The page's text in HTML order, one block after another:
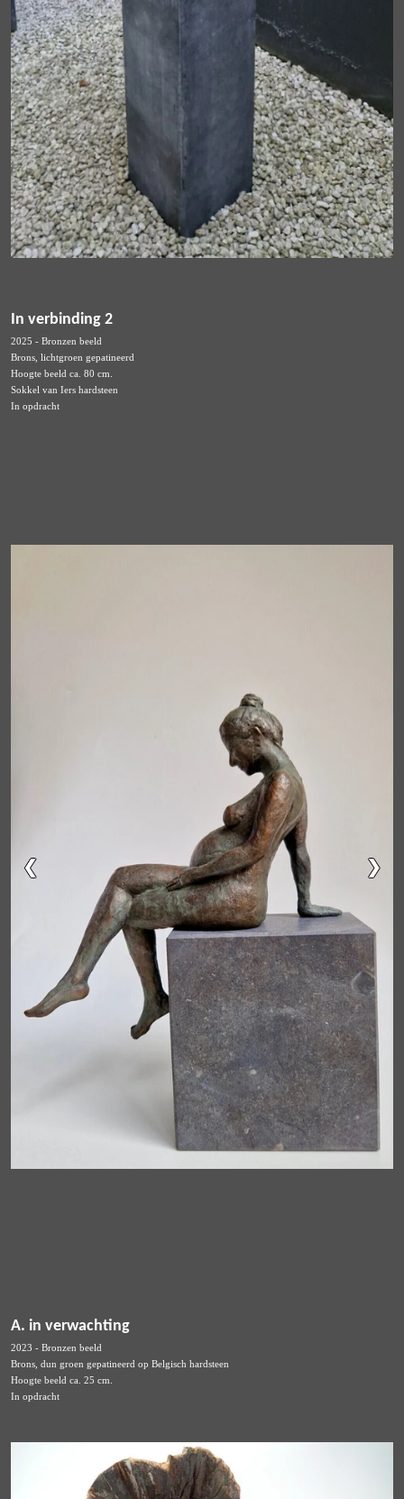
In verbinding 2
2025 - Bronzen beeld
Brons, lichtgroen gepatineerd
Hoogte beeld ca. 80 cm.
Sokkel van Iers hardsteen
In opdracht
A. in verwachting
2023 - Bronzen beeld
Brons, dun groen gepatineerd op Belgisch hardsteen
Hoogte beeld ca. 25 cm.
In opdracht